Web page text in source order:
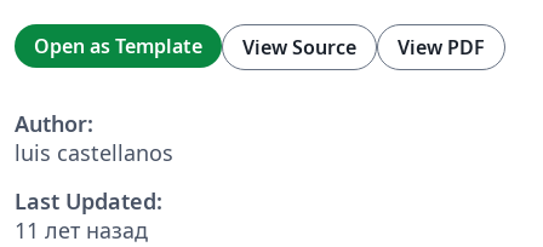
Open as Template View Source View PDF
Author:
luis castellanos
Last Updated:
11 лет назад